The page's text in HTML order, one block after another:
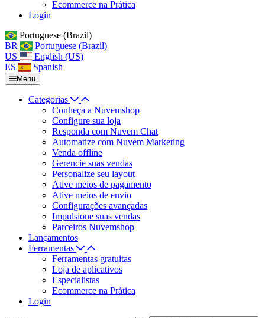
Ecommerce na Prática
Login
Portuguese (Brazil)
BR
Portuguese (Brazil)
US
English (US)
ES
Spanish
Menu
Categorias
Conheça a Nuvemshop
Configure sua loja
Responda com Nuvem Chat
Automatize com Nuvem Marketing
Venda offline
Gerencie suas vendas
Personalize seu layout
Ative meios de pagamento
Ative meios de envio
Configurações avançadas
Impulsione suas vendas
Parceiros Nuvemshop
Lançamentos
Ferramentas
Ferramentas gratuitas
Loja de aplicativos
Especialistas
Ecommerce na Prática
Login